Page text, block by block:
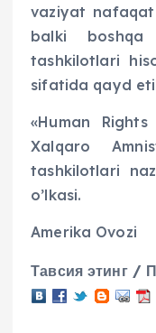
vaziyat
balki boshqa
tashkilotlari
sifatida qayd
«Human
Xalqaro
tashkilotlari
o’lkasi.
Amerika Ovozi
Тавсия этинг /